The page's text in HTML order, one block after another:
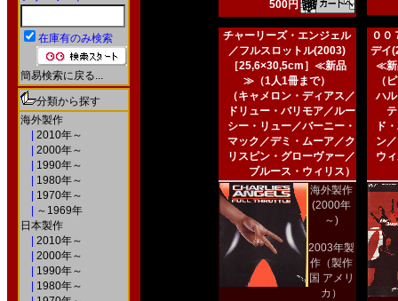
在庫有のみ検索
簡易検索に戻る...
分類から探す
海外製作
2010年～
2000年～
1990年～
1980年～
1970年～
～1969年
日本製作
2010年～
2000年～
1990年～
1980年～
500円
チャーリーズ・エンジェル
／フルスロットル(2003)
［25,6×30,5cm］≪新品
≫（1人1冊まで）
（キャメロン・ディアス／
ドリュー・バリモア／ルー
シー・リュー／バーニー・
マック／デミ・ムーア／ク
リスピン・グローヴァー／
ブルース・ウィリス）
海外製作
(2000年
～)
2003年製
作（製作
国 アメリ
カ）
００
デイ
≪新
（
ハ
ド
ン
ウ